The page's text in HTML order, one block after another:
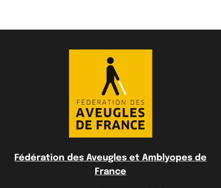
Fédération des Aveugles et Amblyopes de
France